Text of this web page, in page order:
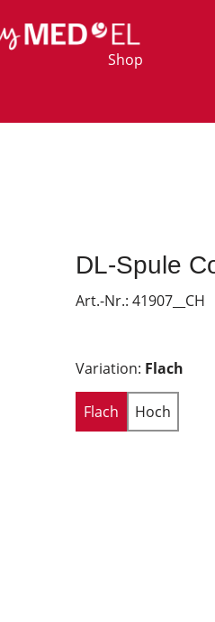
Shop
DL-Spule
Art.-Nr.: 41907__CH
Variation: Flach
Flach Hoch